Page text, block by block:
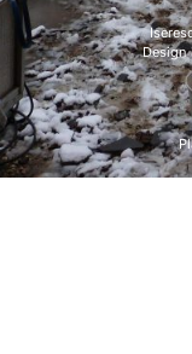
Design